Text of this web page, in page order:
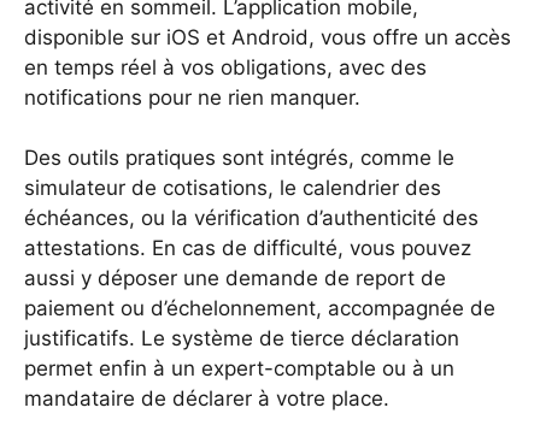
activité en sommeil. L’application mobile,
disponible sur iOS et Android, vous offre un accès
en temps réel à vos obligations, avec des
notifications pour ne rien manquer.
Des outils pratiques sont intégrés, comme le
simulateur de cotisations, le calendrier des
échéances, ou la vérification d’authenticité des
attestations. En cas de difficulté, vous pouvez
aussi y déposer une demande de report de
paiement ou d’échelonnement, accompagnée de
justificatifs. Le système de tierce déclaration
permet enfin à un expert-comptable ou à un
mandataire de déclarer à votre place.